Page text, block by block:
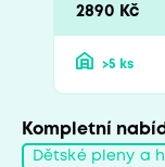
2890 Kč
>5 ks
Kompletní
Dětské pleny a